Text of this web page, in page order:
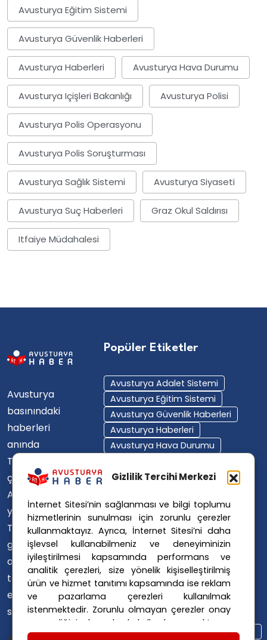
Gizlilik Tercihi Merkezi
İnternet Sitesi’nin sağlanması ve bilgi toplumu
hizmetlerinin sunulması için zorunlu çerezler
kullanmaktayız. Ayrıca, İnternet Sitesi’ni daha
işlevsel kullanabilmeniz ve deneyiminizin
iyileştirilmesi kapsamında performans ve
analitik çerezleri, size yönelik kişiselleştirilmiş
ürün ve hizmet tanıtımı kapsamında ise reklam
ve pazarlama çerezleri kullanılmak
istenmektedir. Zorunlu olmayan çerezler onay
vermediğiniz durumlarda kullanılmayacaktır.
Avusturya Eğitim Sistemi
Avusturya Güvenlik Haberleri
Avusturya Haberleri Avusturya Hava Durumu
Avusturya Içişleri Bakanlığı Avusturya Polisi
Avusturya Polis Operasyonu
Avusturya Polis Soruşturması
Avusturya Sağlık Sistemi Avusturya Siyaseti
Avusturya Suç Haberleri Graz Okul Saldırısı
Itfaiye Müdahalesi
Avusturya
basınındaki
haberleri
anında
Türkçe'ye
çevirerek,
Avusturya'da
yaşayan
Türklerin ülke
gündemini
ana dillerinde
takip
etmelerini
sağlıyoruz.
Popüler Etiketler
Avusturya Adalet Sistemi
Avusturya Eğitim Sistemi
Avusturya Güvenlik Haberleri
Avusturya Haberleri
Avusturya Hava Durumu
Avusturya Polisi
Avusturya Polis Soruşturması
Avusturya Sağlık Sistemi
Avusturya Siyaseti
Avusturya Suç Haberleri
Avusturya Trafik Haberleri
Donald Trump
FPÖ
Graz Okul Saldırısı
Internet Dolandırıcılığı
Itfaiye Müdahalesi
Viyana Polisi